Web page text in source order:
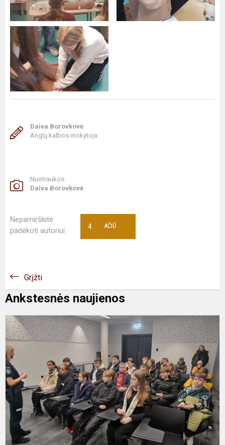
Daiva Borovkovė
Anglų kalbos mokytoja
Nuotraukos:
Daiva Borovkovė
Nepamirškite
padėkoti autoriui
AČIŪ
4
Grįžti
Ankstesnės naujienos